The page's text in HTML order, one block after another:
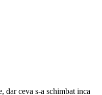
dar ceva s-a schimbat inca